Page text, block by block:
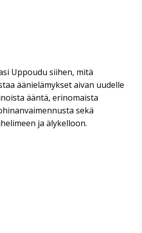
Uppoudu siihen, mitä
äänielämykset aivan uudelle
ääntä, erinomaista
sekä
ja älykelloon.